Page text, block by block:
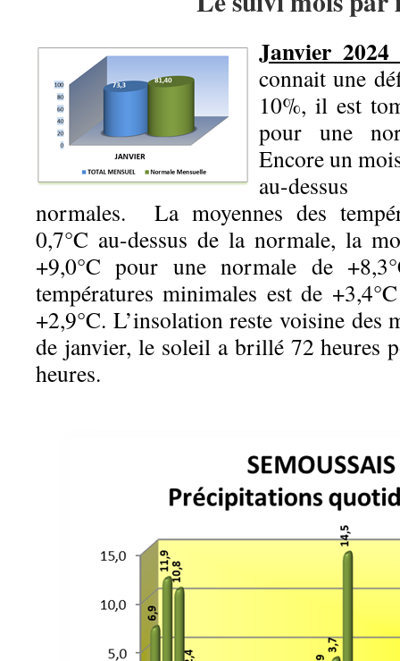
Janvier
connait une
10%, il est
pour une
Encore un
au-dessus
normales. La moyennes des
0,7°C au-dessus de la normale, la
+9,0°C pour une normale de
températures minimales est de
+2,9°C. L’insolation reste voisine des
de janvier, le soleil a brillé 72 heures
heures.